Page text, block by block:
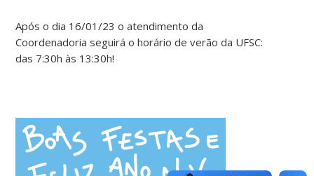
Após o dia 16/01/23 o atendimento da
Coordenadoria seguirá o horário de verão da UFSC:
das 7:30h às 13:30h!